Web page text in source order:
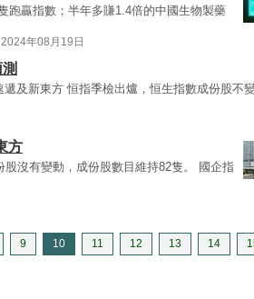
跑贏指數；半年多賺1.4倍的中國生物製藥
2024年08月19日
遞及新東方 恒指季檢出爐，恒生指數成份股不
方
沒有變動，成份股數目維持82隻。 國企指
9 10 11 12 13 14